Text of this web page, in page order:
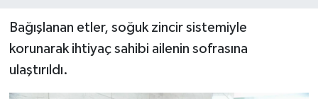
Bağışlanan etler, soğuk zincir sistemiyle
korunarak ihtiyaç sahibi ailenin sofrasına
ulaştırıldı.